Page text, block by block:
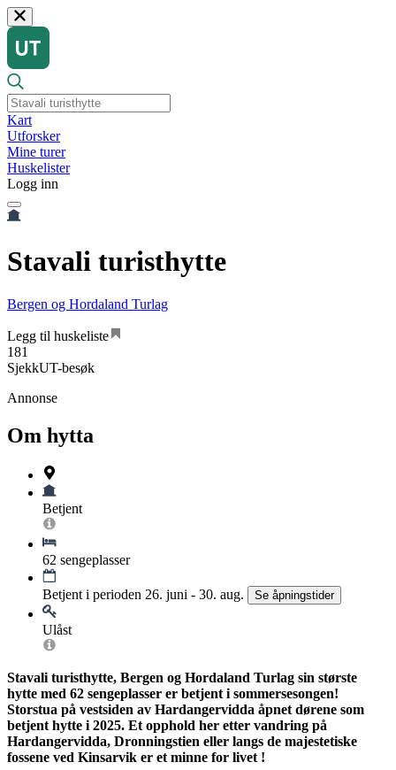
Kart
Utforsker
Mine turer
Huskelister
Logg inn
Stavali turisthytte
Bergen og Hordaland Turlag
Legg til huskeliste
181
SjekkUT-besøk
Annonse
Om hytta
Betjent
62 sengeplasser
Betjent i perioden 26. juni - 30. aug. Se åpningstider
Ulåst
Stavali turisthytte, Bergen og Hordaland Turlag sin største
hytte med 62 sengeplasser er betjent i sommersesongen!
Storstua på vestsiden av Hardangervidda åpnet dørene som
betjent hytte i 2025. Et opphold her etter vandring på
Hardangervidda, Dronningstien eller langs de majestetiske
fossene ved Kinsarvik er et minne for livet !